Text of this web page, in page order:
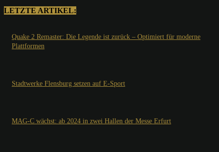
LETZTE ARTIKEL:
Quake 2 Remaster: Die Legende ist zurück – Optimiert für moderne
Plattformen
Stadtwerke Flensburg setzen auf E-Sport
MAG-C wächst: ab 2024 in zwei Hallen der Messe Erfurt